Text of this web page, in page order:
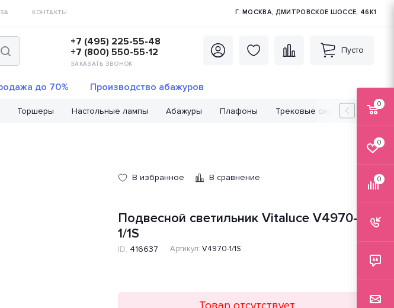
КОНТАКТЫ Г. МОСКВА, ДМИТРОВСКОЕ ШОССЕ, 46К1
+7 (495) 225-55-48
+7 (800) 550-55-12
ЗАКАЗАТЬ ЗВОНОК
Пусто
Торшеры Настольные лампы Абажуры Плафоны Трековые системы
до 70% Производство абажуров
В избранное В сравнение
Подвесной светильник Vitaluce V4970-
1/1S
ID: 416637 Артикул: V4970-1/1S
0
0
0